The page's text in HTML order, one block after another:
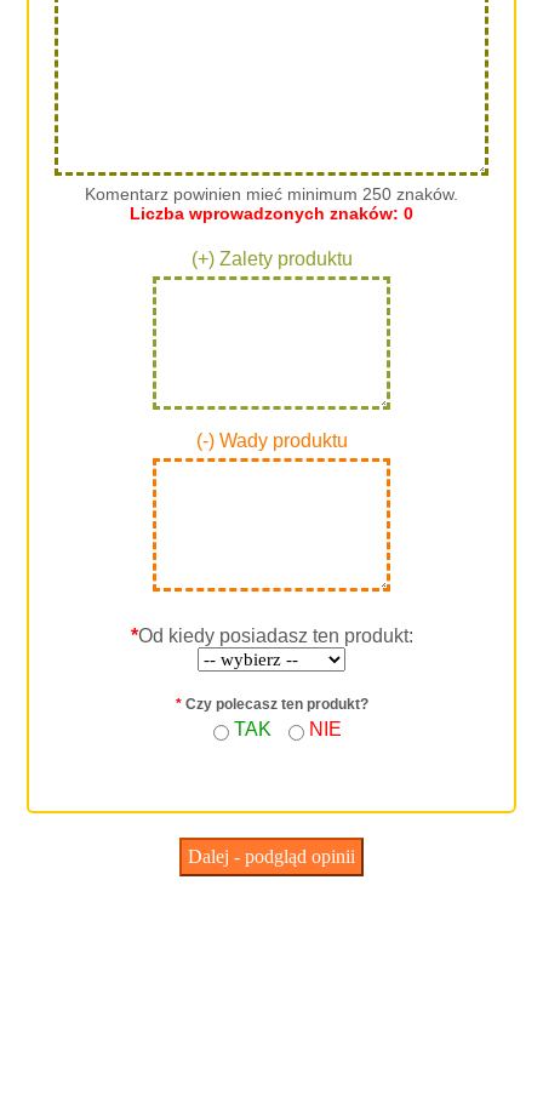
Komentarz powinien mieć minimum 250 znaków.
Liczba wprowadzonych znaków: 0
(+) Zalety produktu
(-) Wady produktu
*Od kiedy posiadasz ten produkt:
*Czy polecasz ten produkt?
TAK NIE